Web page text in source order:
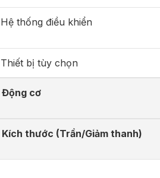
Hệ thống điều khiển
Thiết bị tùy chọn
Động cơ
Kích thước (Trần/Giảm thanh)